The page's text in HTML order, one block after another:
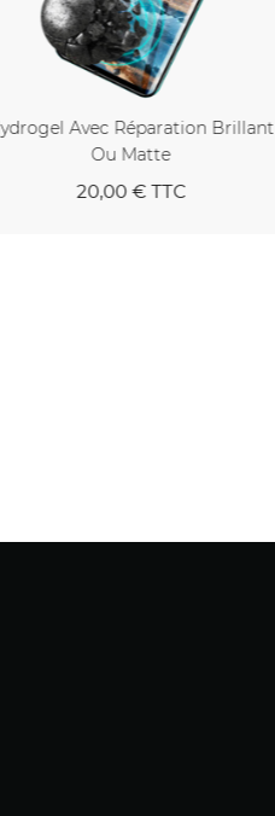
Avec Réparation Brillant
Ou Matte
20,00 € TTC